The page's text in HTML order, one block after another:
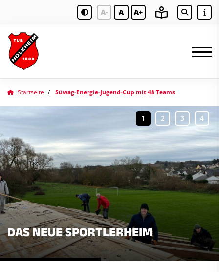
A- A A+
Startseite Süwag-Energie-Jugend-Cup mit 48 Teams
DAS NEUE SPORTLERHEIM